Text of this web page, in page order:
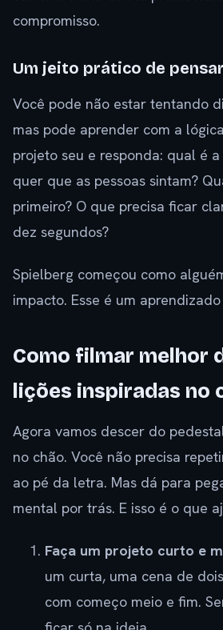
compromisso.
Um jeito prático de
Você pode não estar tentando
mas pode aprender com a
projeto seu e responda: qual é
quer que as pessoas sintam?
primeiro? O que precisa ficar
dez segundos?
Spielberg começou como
impacto. Esse é um
Como filmar melhor
lições inspiradas no
Agora vamos descer do
no chão. Você não precisa
ao pé da letra. Mas dá para
mental por trás. E isso é o que
Faça um projeto curto e
um curta, uma cena de
com começo meio e fim.